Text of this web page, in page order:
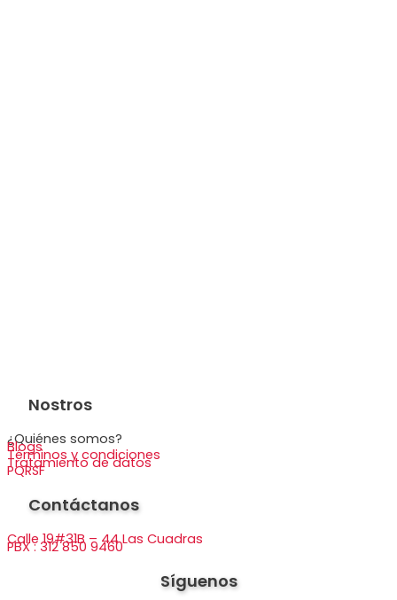
Nostros
¿Quiénes somos?
Blogs
Términos y condiciones
Tratamiento de datos
PQRSF
Contáctanos
Calle 19#31B – 44 Las Cuadras
PBX : 312 850 9460
Síguenos